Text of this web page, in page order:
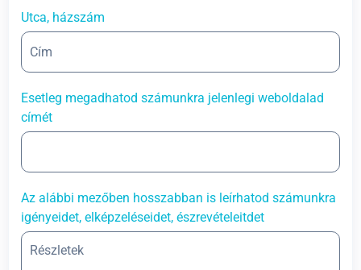
Utca, házszám
Esetleg megadhatod számunkra jelenlegi weboldalad
címét
Az alábbi mezőben hosszabban is leírhatod számunkra
igényeidet, elképzeléseidet, észrevételeitdet